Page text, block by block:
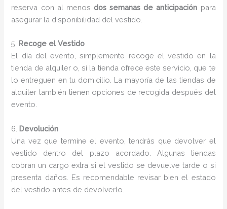
reserva con al menos dos semanas de anticipación para
asegurar la disponibilidad del vestido.
5. Recoge el Vestido
El día del evento, simplemente recoge el vestido en la
tienda de alquiler o, si la tienda ofrece este servicio, que te
lo entreguen en tu domicilio. La mayoría de las tiendas de
alquiler también tienen opciones de recogida después del
evento.
6. Devolución
Una vez que termine el evento, tendrás que devolver el
vestido dentro del plazo acordado. Algunas tiendas
cobran un cargo extra si el vestido se devuelve tarde o si
presenta daños. Es recomendable revisar bien el estado
del vestido antes de devolverlo.